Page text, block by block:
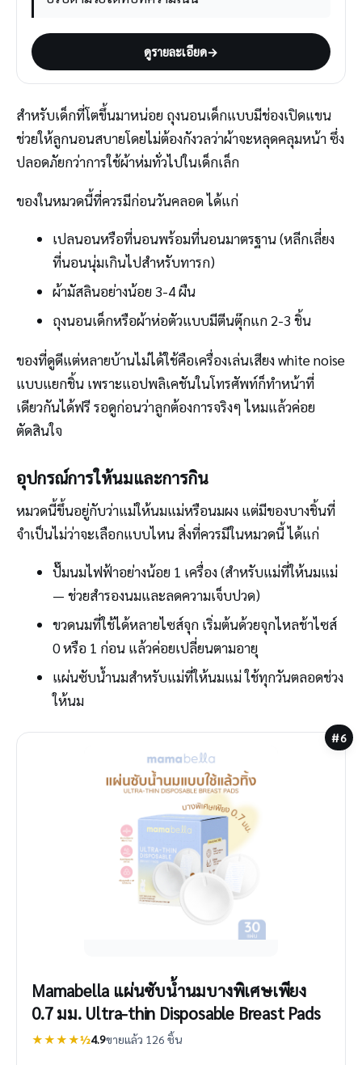
ดูรายละเอียด→
สำหรับเด็กที่โตขึ้นมาหน่อย ถุงนอนเด็กแบบมีช่องเปิดแขน
ช่วยให้ลูกนอนสบายโดยไม่ต้องกังวลว่าผ้าจะหลุดคลุมหน้า ซึ่ง
ปลอดภัยกว่าการใช้ผ้าห่มทั่วไปในเด็กเล็ก
ของในหมวดนี้ที่ควรมีก่อนวันคลอด ได้แก่
เปลนอนหรือที่นอนพร้อมที่นอนมาตรฐาน (หลีกเลี่ยง
ที่นอนนุ่มเกินไปสำหรับทารก)
ผ้ามัสลินอย่างน้อย 3-4 ผืน
ถุงนอนเด็กหรือผ้าห่อตัวแบบมีตีนตุ๊กแก 2-3 ชิ้น
ของที่ดูดีแต่หลายบ้านไม่ได้ใช้คือเครื่องเล่นเสียง white noise
แบบแยกชิ้น เพราะแอปพลิเคชันในโทรศัพท์ก็ทำหน้าที่
เดียวกันได้ฟรี รอดูก่อนว่าลูกต้องการจริงๆ ไหมแล้วค่อย
ตัดสินใจ
อุปกรณ์การให้นมและการกิน
หมวดนี้ขึ้นอยู่กับว่าแม่ให้นมแม่หรือนมผง แต่มีของบางชิ้นที่
จำเป็นไม่ว่าจะเลือกแบบไหน สิ่งที่ควรมีในหมวดนี้ ได้แก่
ปั๊มนมไฟฟ้าอย่างน้อย 1 เครื่อง (สำหรับแม่ที่ให้นมแม่
— ช่วยสำรองนมและลดความเจ็บปวด)
ขวดนมที่ใช้ได้หลายไซส์จุก เริ่มต้นด้วยจุกไหลช้าไซส์
0 หรือ 1 ก่อน แล้วค่อยเปลี่ยนตามอายุ
แผ่นซับน้ำนมสำหรับแม่ที่ให้นมแม่ ใช้ทุกวันตลอดช่วง
ให้นม
#6
Mamabella แผ่นซับน้ำนมบางพิเศษเพียง
0.7 มม. Ultra-thin Disposable Breast Pads
★★★★½4.9ขายแล้ว 126 ชิ้น